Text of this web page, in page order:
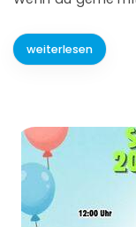
weiterlesen